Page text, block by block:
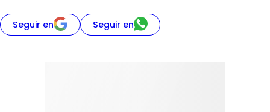
Seguir en Seguir en